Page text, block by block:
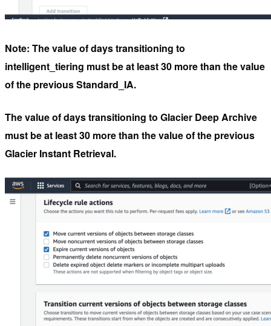
Note: The value of days transitioning to
intelligent_tiering must be at least 30 more than the value
of the previous Standard_IA.
The value of days transitioning to Glacier Deep Archive
must be at least 30 more than the value of the previous
Glacier Instant Retrieval.